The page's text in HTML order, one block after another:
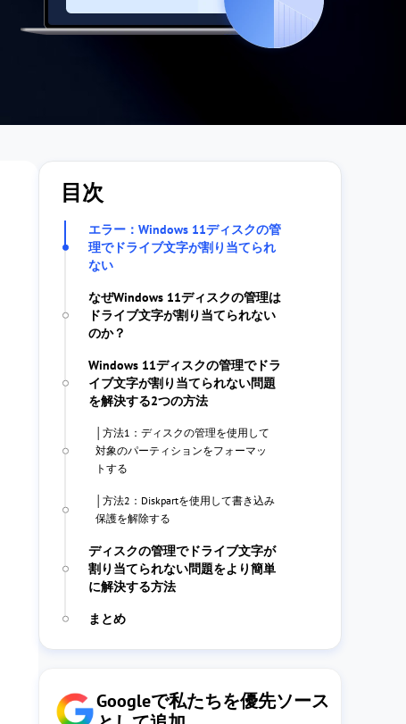
目次
エラー：Windows 11ディスクの管
理でドライブ文字が割り当てられ
ない
なぜWindows 11ディスクの管理は
ドライブ文字が割り当てられない
のか？
Windows 11ディスクの管理でドラ
イブ文字が割り当てられない問題
を解決する2つの方法
│方法1：ディスクの管理を使用して
対象のパーティションをフォーマッ
トする
│方法2：Diskpartを使用して書き込み
保護を解除する
ディスクの管理でドライブ文字が
割り当てられない問題をより簡単
に解決する方法
まとめ
Googleで私たちを優先ソース